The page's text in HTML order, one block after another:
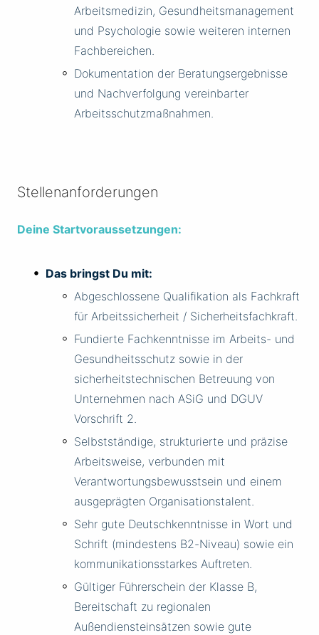
Arbeitsmedizin, Gesundheitsmanagement
und Psychologie sowie weiteren internen
Fachbereichen.
Dokumentation der Beratungsergebnisse
und Nachverfolgung vereinbarter
Arbeitsschutzmaßnahmen.
Stellenanforderungen
Deine Startvoraussetzungen:
Das bringst Du mit:
Abgeschlossene Qualifikation als Fachkraft
für Arbeitssicherheit / Sicherheitsfachkraft.
Fundierte Fachkenntnisse im Arbeits- und
Gesundheitsschutz sowie in der
sicherheitstechnischen Betreuung von
Unternehmen nach ASiG und DGUV
Vorschrift 2.
Selbstständige, strukturierte und präzise
Arbeitsweise, verbunden mit
Verantwortungsbewusstsein und einem
ausgeprägten Organisationstalent.
Sehr gute Deutschkenntnisse in Wort und
Schrift (mindestens B2-Niveau) sowie ein
kommunikationsstarkes Auftreten.
Gültiger Führerschein der Klasse B,
Bereitschaft zu regionalen
Außendiensteinsätzen sowie gute